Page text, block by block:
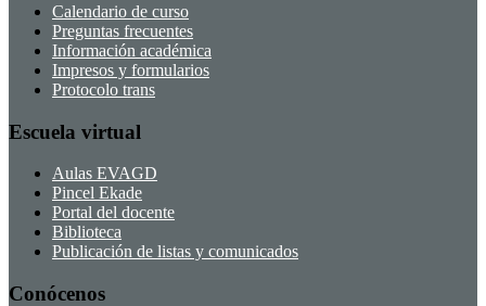
Calendario de curso
Preguntas frecuentes
Información académica
Impresos y formularios
Protocolo trans
Escuela virtual
Aulas EVAGD
Pincel Ekade
Portal del docente
Biblioteca
Publicación de listas y comunicados
Conócenos